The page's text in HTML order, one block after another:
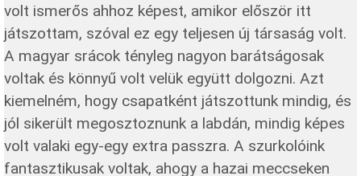
volt ismerős ahhoz képest, amikor először itt
játszottam, szóval ez egy teljesen új társaság volt.
A magyar srácok tényleg nagyon barátságosak
voltak és könnyű volt velük együtt dolgozni. Azt
kiemelném, hogy csapatként játszottunk mindig, és
jól sikerült megosztoznunk a labdán, mindig képes
volt valaki egy-egy extra passzra. A szurkolóink
fantasztikusak voltak, ahogy a hazai meccseken